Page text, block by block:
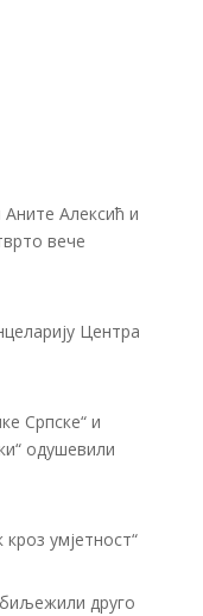
Алексић и
вече
Центра
Српске“ и
одушевили
умјетност“
друго